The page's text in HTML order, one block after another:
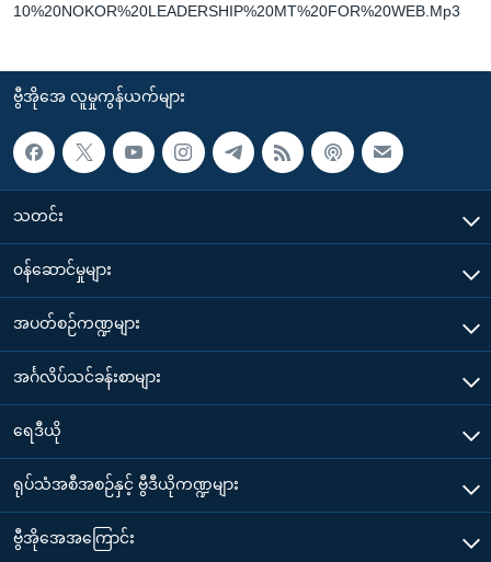
10%20NOKOR%20LEADERSHIP%20MT%20FOR%20WEB.Mp3
ဗွီအိုအေ လူမှုကွန်ယက်များ
သတင်း
၀န်ဆောင်မှုများ
အပတ်စဉ်ကဏ္ဍများ
အင်္ဂလိပ်သင်ခန်းစာများ
ရေဒီယို
ရုပ်သံအစီအစဉ်နှင့် ဗွီဒီယိုကဏ္ဍများ
ဗွီအိုအေအကြောင်း